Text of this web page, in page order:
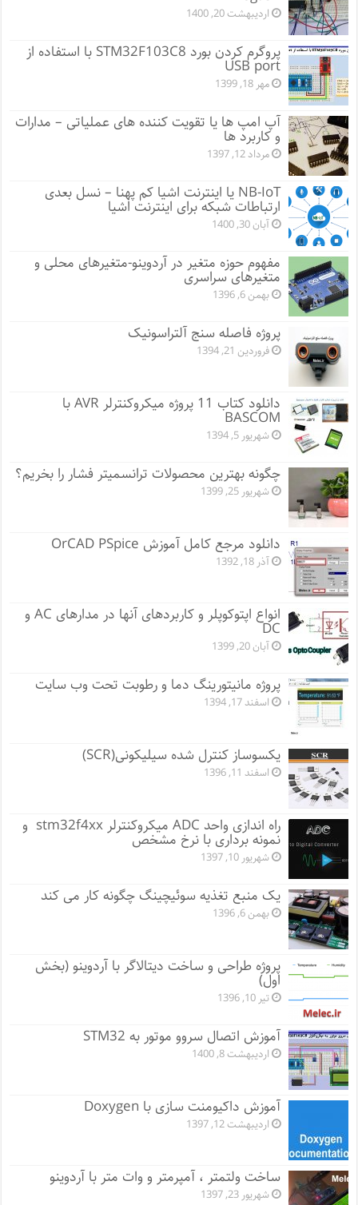
اردیبهشت 20, 1400
پروگرم کردن بورد STM32F103C8 با استفاده از
USB port
مهر 18, 1399
آپ امپ ها یا تقویت کننده های عملیاتی – مدارات
و کاربرد ها
مرداد 12, 1397
NB-IoT یا اینترنت اشیا کم پهنا – نسل بعدی
ارتباطات شبکه برای اینترنت اشیا
آبان 30, 1400
مفهوم حوزه متغیر در آردوینو-متغیرهای محلی و
متغیرهای سراسری
بهمن 6, 1396
پروژه فاصله سنج آلتراسونیک
فروردین 21, 1394
دانلود کتاب 11 پروژه میکروکنترلر AVR با
BASCOM
شهریور 5, 1394
چگونه بهترین محصولات ترانسمیتر فشار را بخریم؟
شهریور 25, 1399
دانلود مرجع کامل آموزش OrCAD PSpice
آذر 18, 1392
انواع اپتوکوپلر و کاربردهای آنها در مدارهای AC و
DC
آبان 20, 1399
پروژه مانيتورينگ دما و رطوبت تحت وب سایت
اسفند 17, 1394
یکسوساز کنترل شده سیلیکونی(SCR)
اسفند 11, 1396
راه اندازی واحد ADC میکروکنترلر stm32f4xx و
نمونه برداری با نرخ مشخص
شهریور 10, 1397
یک منبع تغذیه سوئیچینگ چگونه کار می کند
بهمن 6, 1396
پروژه طراحی و ساخت دیتالاگر با آردوینو (بخش
اول)
تیر 10, 1396
آموزش اتصال سروو موتور به STM32
اردیبهشت 8, 1400
آموزش داکیومنت سازی با Doxygen
اردیبهشت 12, 1397
ساخت ولتمتر ، آمپرمتر و وات متر با آردوینو
شهریور 23, 1397